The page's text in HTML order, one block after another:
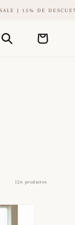
CON EL
Carrito
126 productos